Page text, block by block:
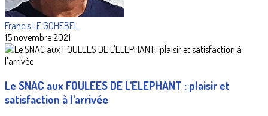
Francis LE GOHEBEL
15 novembre 2021
Le SNAC aux FOULEES DE L'ELEPHANT : plaisir et
satisfaction à l'arrivée